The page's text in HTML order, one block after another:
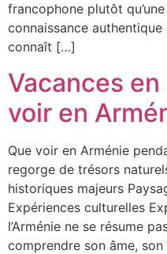
francophone plutôt
connaissance
connaît […]
Vacances
voir en
Que voir en Arménie
regorge de trésors
historiques majeurs
Expériences culturelles
l’Arménie ne se résume
comprendre son âme,